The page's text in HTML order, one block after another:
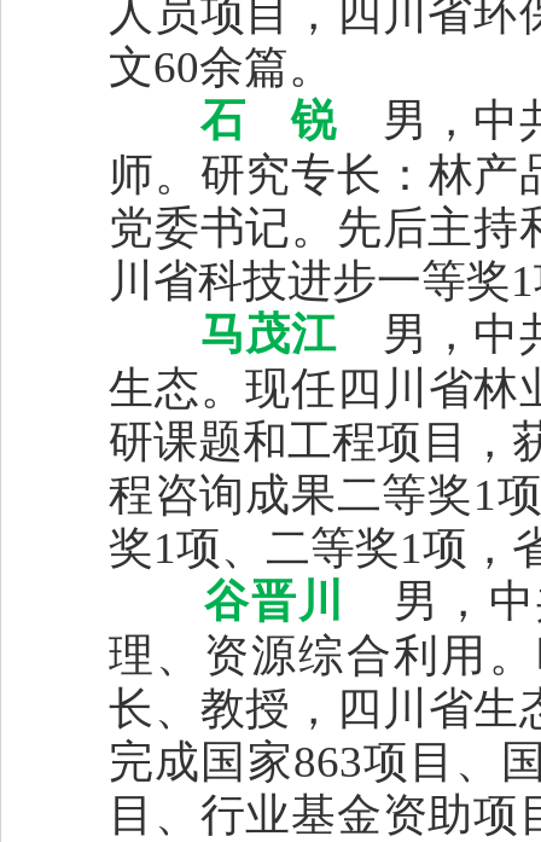
人员项目，四川省
文60余篇。
石 锐 男，中
师。研究专长：林产
党委书记。先后主持
川省科技进步一等奖
马茂江 男，中
生态。现任四川省林
研课题和工程项目，
程咨询成果二等奖1
奖1项、二等奖1项，
谷晋川
男，中
理、资源综合利用。
长、教授，四川省生
完成国家863项目、
目、行业基金资助